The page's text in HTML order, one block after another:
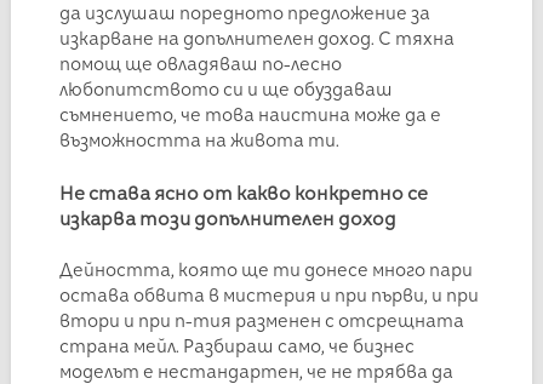
да изслушаш поредното предложение за
изкарване на допълнителен доход. С тяхна
помощ ще овладяваш по-лесно
любопитството си и ще обуздаваш
съмнението, че това наистина може да е
възможността на живота ти.
Не става ясно от какво конкретно се
изкарва този допълнителен доход
Дейността, която ще ти донесе много пари
остава обвита в мистерия и при първи, и при
втори и при n-тия разменен с отсрещната
страна мейл. Разбираш само, че бизнес
моделът е нестандартен, че не трябва да